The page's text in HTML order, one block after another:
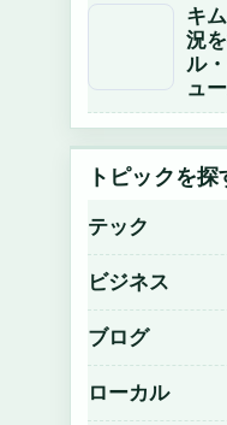
キ
況
ル
ュ
トピックを探
テック
ビジネス
ブログ
ローカル